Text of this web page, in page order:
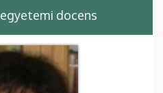
egyetemi docens